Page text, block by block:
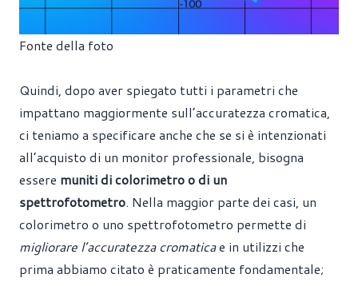
Fonte della foto
Quindi, dopo aver spiegato tutti i parametri che
impattano maggiormente sull’accuratezza cromatica,
ci teniamo a specificare anche che se si è intenzionati
all’acquisto di un monitor professionale, bisogna
essere muniti dicolorimetro o di un
spettrofotometro. Nella maggior parte dei casi, un
colorimetro o uno spettrofotometro permette di
migliorare l’accuratezza cromaticae in utilizzi che
prima abbiamo citato è praticamente fondamentale;